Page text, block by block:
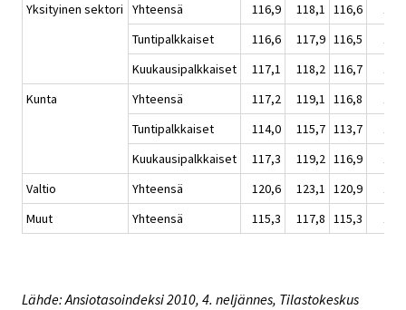
Yksityinen sektori
Yhteensä 116,9 118,1 116,6
Tuntipalkkaiset
116,6 117,9 116,5
Kuukausipalkkaiset
117,1 118,2 116,7
Kunta
Yhteensä 117,2 119,1 116,8
Tuntipalkkaiset
114,0 115,7 113,7
Kuukausipalkkaiset
117,3 119,2 116,9
Valtio
Yhteensä 120,6 123,1 120,9
Muut
Yhteensä 115,3 117,8 115,3
Lähde: Ansiotasoindeksi 2010, 4. neljännes, Tilastokeskus